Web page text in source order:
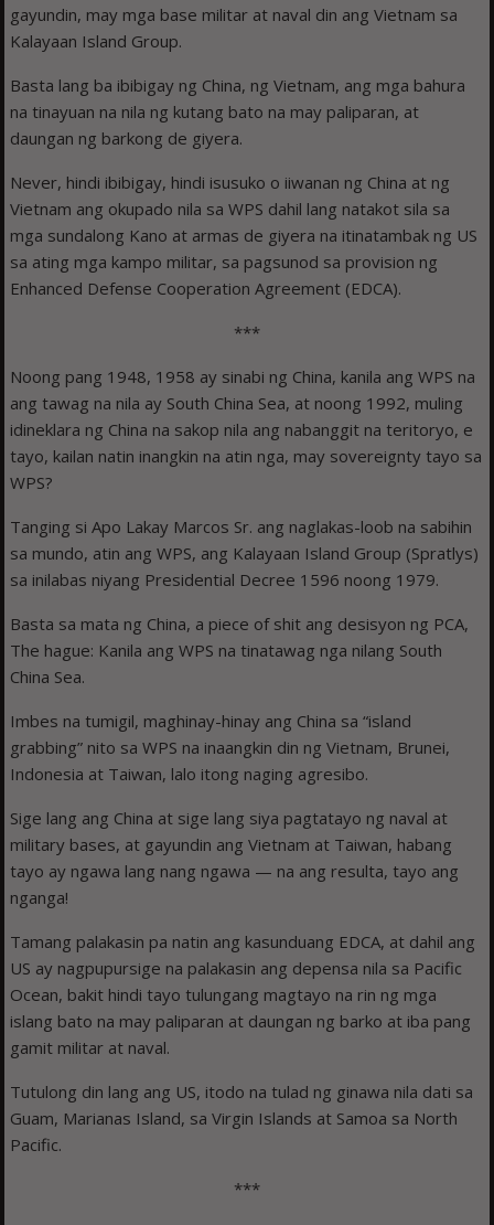
gayundin, may mga base militar at naval din ang Vietnam sa
Kalayaan Island Group.
Basta lang ba ibibigay ng China, ng Vietnam, ang mga bahura
na tinayuan na nila ng kutang bato na may paliparan, at
daungan ng barkong de giyera.
Never, hindi ibibigay, hindi isusuko o iiwanan ng China at ng
Vietnam ang okupado nila sa WPS dahil lang natakot sila sa
mga sundalong Kano at armas de giyera na itinatambak ng US
sa ating mga kampo militar, sa pagsunod sa provision ng
Enhanced Defense Cooperation Agreement (EDCA).
***
Noong pang 1948, 1958 ay sinabi ng China, kanila ang WPS na
ang tawag na nila ay South China Sea, at noong 1992, muling
idineklara ng China na sakop nila ang nabanggit na teritoryo, e
tayo, kailan natin inangkin na atin nga, may sovereignty tayo sa
WPS?
Tanging si Apo Lakay Marcos Sr. ang naglakas-loob na sabihin
sa mundo, atin ang WPS, ang Kalayaan Island Group (Spratlys)
sa inilabas niyang Presidential Decree 1596 noong 1979.
Basta sa mata ng China, a piece of shit ang desisyon ng PCA,
The hague: Kanila ang WPS na tinatawag nga nilang South
China Sea.
Imbes na tumigil, maghinay-hinay ang China sa “island
grabbing” nito sa WPS na inaangkin din ng Vietnam, Brunei,
Indonesia at Taiwan, lalo itong naging agresibo.
Sige lang ang China at sige lang siya pagtatayo ng naval at
military bases, at gayundin ang Vietnam at Taiwan, habang
tayo ay ngawa lang nang ngawa — na ang resulta, tayo ang
nganga!
Tamang palakasin pa natin ang kasunduang EDCA, at dahil ang
US ay nagpupursige na palakasin ang depensa nila sa Pacific
Ocean, bakit hindi tayo tulungang magtayo na rin ng mga
islang bato na may paliparan at daungan ng barko at iba pang
gamit militar at naval.
Tutulong din lang ang US, itodo na tulad ng ginawa nila dati sa
Guam, Marianas Island, sa Virgin Islands at Samoa sa North
Pacific.
***